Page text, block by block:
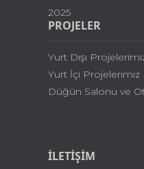
2025
PROJELER
Yurt Dışı
Yurt İçi Projelerimiz
Düğün Salonu ve
İLETİŞİM